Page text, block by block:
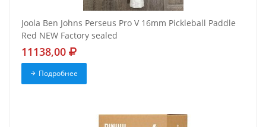
Joola Ben Johns Perseus Pro V 16mm Pickleball Paddle
Red NEW Factory sealed
11138,00
Подробнее